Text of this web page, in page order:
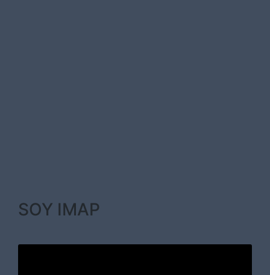
SOY IMAP